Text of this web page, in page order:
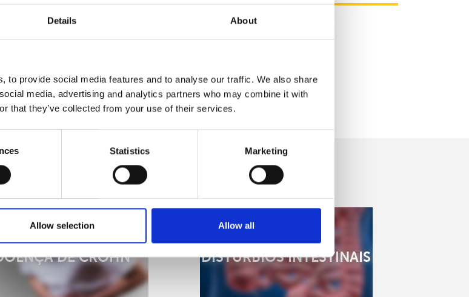
Details About
to provide social media features and to analyse our traffic. We also share
media, advertising and analytics partners who may combine it with
that they’ve collected from your use of their services.
Statistics Marketing
Allow selection Allow all
DE CROHN DISTÚRBIOS INTESTINAIS